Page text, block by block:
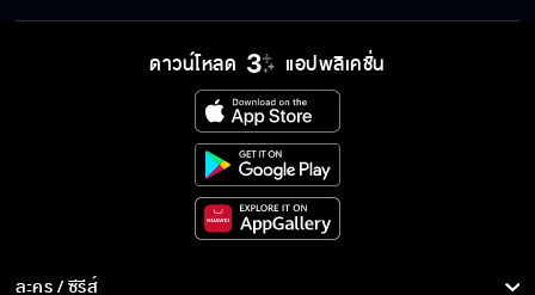
สบู่เข้าตา...มาล้างให้หน่อย
กุญแจดอกสำคัญที่จะล้มพีเอ็นกรุ๊ป
ดาวน์โหลด แอปพลิเคชั่น
ละคร / ซีรีส์